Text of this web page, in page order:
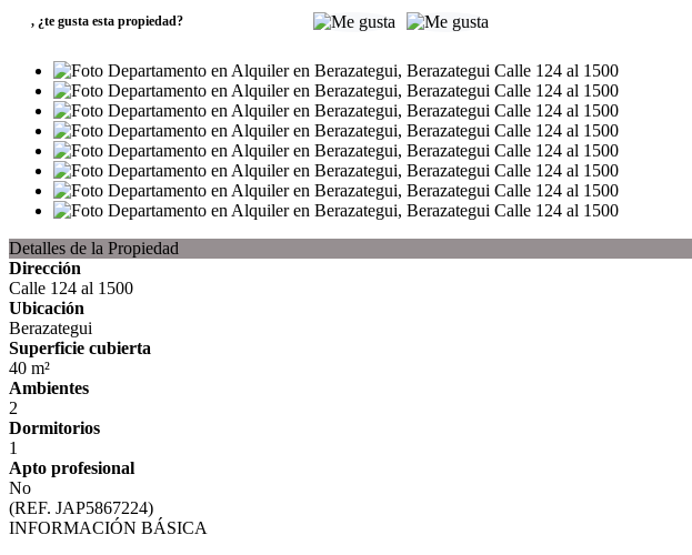
, ¿te gusta esta propiedad?
Detalles de la Propiedad
Dirección
Calle 124 al 1500
Ubicación
Berazategui
Superficie cubierta
40 m²
Ambientes
2
Dormitorios
1
Apto profesional
No
(REF. JAP5867224)
INFORMACIÓN BÁSICA